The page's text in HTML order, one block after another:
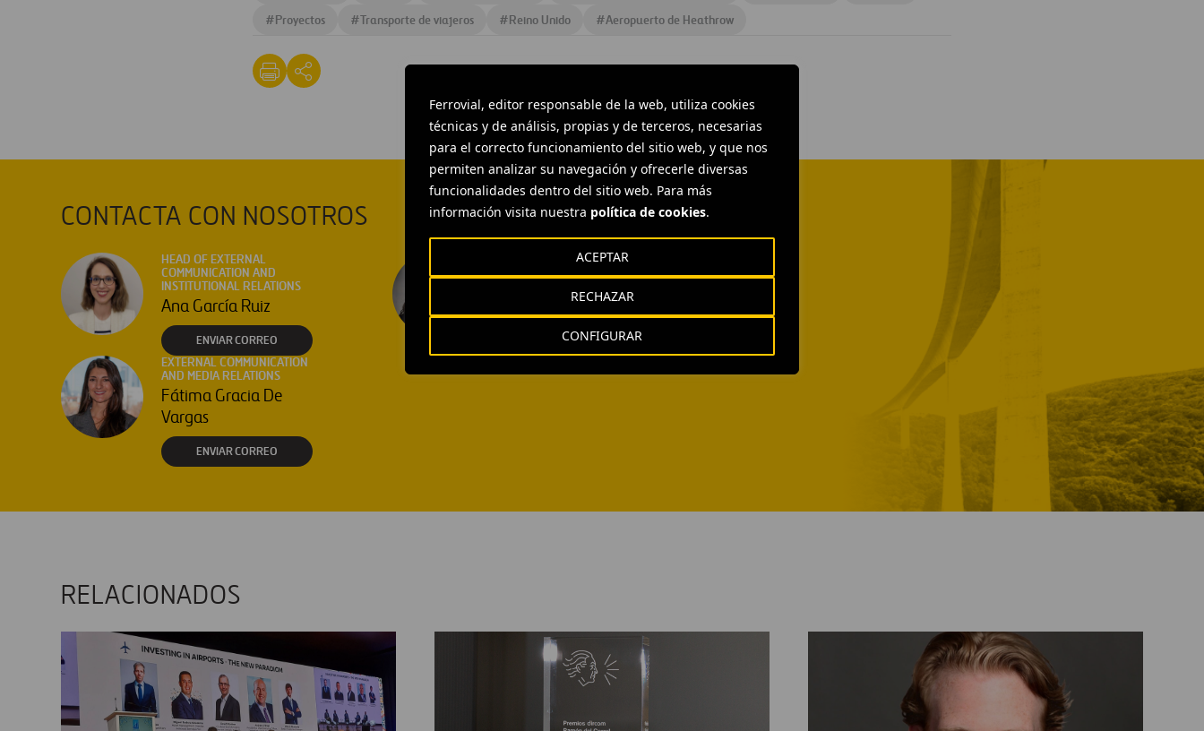
Ferrovial, editor responsable de la web, utiliza cookies
técnicas y de análisis, propias y de terceros, necesarias
para el correcto funcionamiento del sitio web, y que nos
permiten analizar su navegación y ofrecerle diversas
funcionalidades dentro del sitio web. Para más
información visita nuestra política de cookies.
CONFIGURAR
RECHAZAR
ACEPTAR
#Proyectos #Transporte de viajeros #Reino Unido #Aeropuerto de Heathrow
CONTACTA CON NOSOTROS
HEAD OF EXTERNAL
COMMUNICATION AND
INSTITUTIONAL RELATIONS
Ana García Ruiz
ENVIAR CORREO
EXTERNAL COMMUNICATION
AND MEDIA RELATIONS
Isabel Muñoz Torres
EXTERNAL COMMUNICATION
AND MEDIA RELATIONS
Fátima Gracia De
Vargas
ENVIAR CORREO
RELACIONADOS